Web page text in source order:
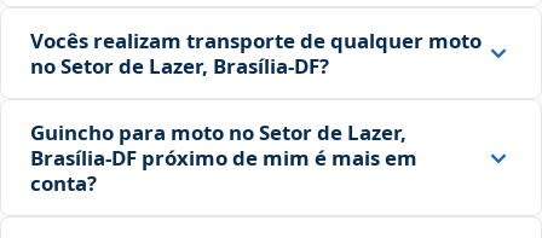
Vocês realizam transporte de qualquer moto
no Setor de Lazer, Brasília‑DF?
Guincho para moto no Setor de Lazer,
Brasília‑DF próximo de mim é mais em
conta?